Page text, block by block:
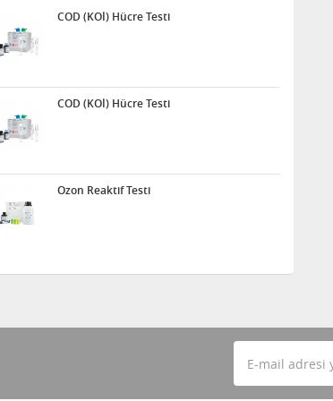
COD (KOİ) Hücre Testi
COD (KOİ) Hücre Testi
Ozon Reaktif Testi